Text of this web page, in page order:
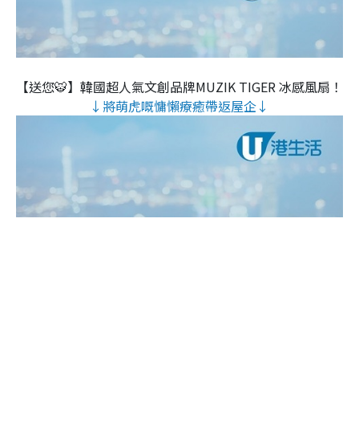
【送您🐯】韓國超人氣文創品牌MUZIK TIGER 冰感風扇！
↓將萌虎嘅慵懶療癒帶返屋企↓